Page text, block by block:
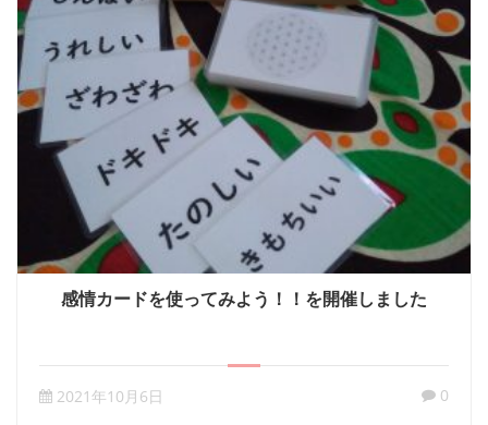
感情カードを使ってみよう！！を開催しました
2021年10月6日 0